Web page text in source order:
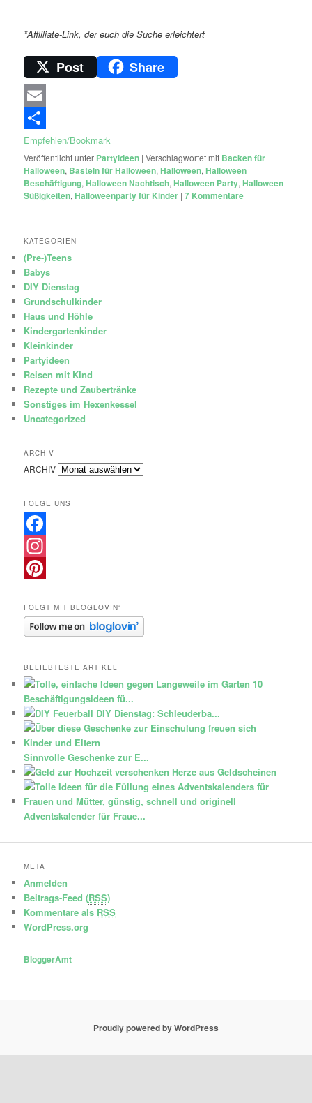
*Affliliate-Link, der euch die Suche erleichtert
Post Share
Email
Empfehlen/Bookmark
Veröffentlicht unter Partyideen |Verschlagwortet mit Backen für
Halloween, Basteln für Halloween,Halloween,Halloween
Beschäftigung,Halloween Nachtisch,Halloween Party,Halloween
Süßigkeiten,Halloweenparty für Kinder |7 Kommentare
KATEGORIEN
(Pre-)Teens
Babys
DIY Dienstag
Grundschulkinder
Haus und Höhle
Kindergartenkinder
Kleinkinder
Partyideen
Reisen mit KInd
Rezepte und Zaubertränke
Sonstiges im Hexenkessel
Uncategorized
ARCHIV
ARCHIV
FOLGE UNS
Facebook
Instagram
FOLGT MIT BLOGLOVIN‘
BELIEBTESTE ARTIKEL
10
Beschäftigungsideen fü...
DIY Dienstag: Schleuderba...
Sinnvolle Geschenke zur E...
Herze aus Geldscheinen
Adventskalender für Fraue...
META
Anmelden
Beitrags-Feed (RSS)
Kommentare als RSS
WordPress.org
BloggerAmt
Proudly powered by WordPress